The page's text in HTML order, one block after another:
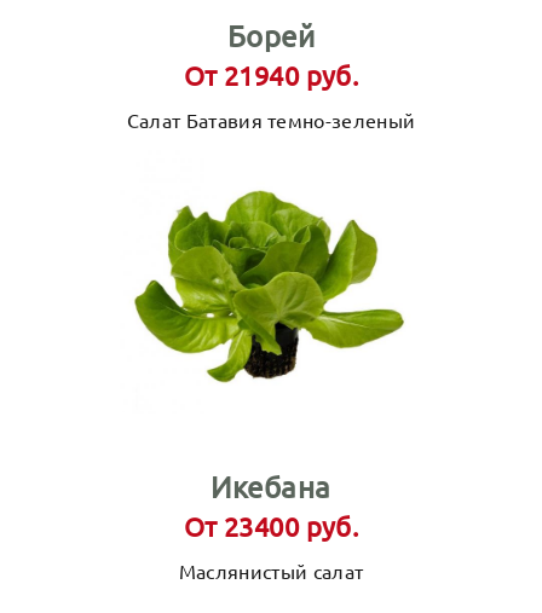
Борей
От 21940 руб.
Салат Батавия темно-зеленый
Икебана
От 23400 руб.
Маслянистый салат